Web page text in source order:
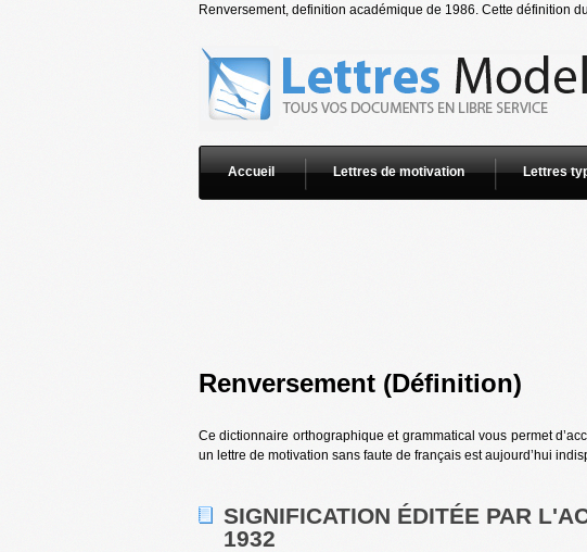
Renversement, definition académique de 1986. Cette définition
Accueil Lettres de motivation Lettres
Renversement (Définition)
Ce dictionnaire orthographique et grammatical vous permet
un lettre de motivation sans faute de français est aujourd’hui
SIGNIFICATION ÉDITÉE PAR
1932